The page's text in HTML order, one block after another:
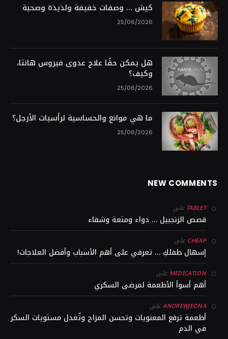
كيش … وصفات خفيفة ولذيذة وصحية
25/06/2026
هل يمكن حقًا علاج عدوى فيروس هانتا،
وكيف؟
25/06/2026
ما هي موانع والحساسية لرأسيات الأرجل؟
25/06/2026
NEW COMMENTS
TABLET على
قصص الزنجبيل … دواء ومتعة وشفاء
CHEAPعلى
إسهال طفلكِ … تعرفي على أهم الأسباب وأفضل العلاجات!
MEDICATIONعلى
أهم أسوأ الأطعمة لمرضى السكري
ANDREWJEONAعلى
أطعمة ترفع المعنويات وتحسن المزاج وتُعدل مستويات السكر
في الدم